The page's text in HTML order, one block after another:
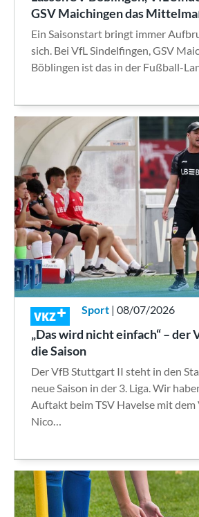
GSV Maichingen das
Ein Saisonstart bringt immer
sich. Bei VfL Sindelfingen, GSV
Böblingen ist das in der Fußball-
VKZ Sport | 08/07/2026
„Das wird nicht einfach“ – der
die Saison
Der VfB Stuttgart II steht in den
neue Saison in der 3. Liga. Wir
Auftakt beim TSV Havelse mit
Nico…